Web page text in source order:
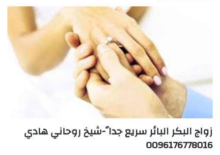
زواج البكر البائر سريع جدا ً-شيخ روحاني هادي
0096176778016